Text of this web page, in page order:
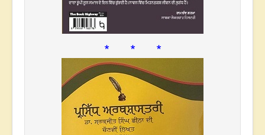
* * *